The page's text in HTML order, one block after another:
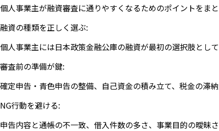
個人事業主が融資審査に通りやすくなるためのポイントをま
融資の種類を正しく選ぶ:
個人事業主には日本政策金融公庫の融資が最初の選択肢とし
審査前の準備が鍵:
確定申告・青色申告の整備、自己資金の積み立て、税金の滞
NG行動を避ける:
申告内容と通帳の不一致、借入件数の多さ、事業目的の曖昧